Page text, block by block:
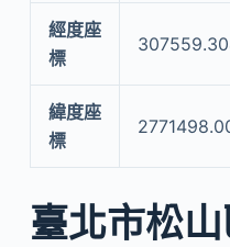
經度座
標
緯度座
標
臺北市松